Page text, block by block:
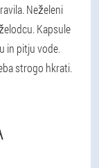
Neželeni
Kapsule
in pitju vode.
strogo hkrati.